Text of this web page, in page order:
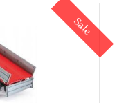
Sale